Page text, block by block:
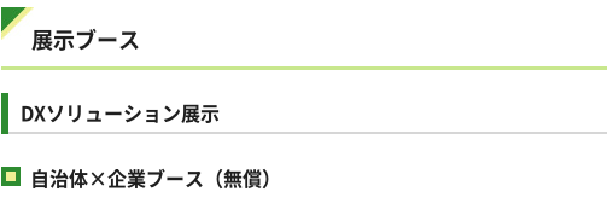
展示ブース
DXソリューション展示
自治体×企業ブース（無償）